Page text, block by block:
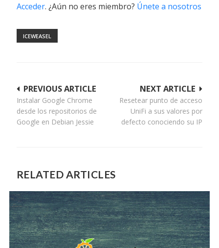
Acceder. ¿Aún no eres miembro? Únete a nosotros
ICEWEASEL
Navegación
de
entradas
NEXT ARTICLE
Resetear punto de acceso
UniFi a sus valores por
defecto conociendo su IP
PREVIOUS ARTICLE
Instalar Google Chrome
desde los repositorios de
Google en Debian Jessie
RELATED ARTICLES